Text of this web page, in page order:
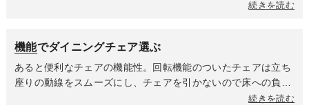
があるものは長時間座ってもお尻が痛くなりにくく、姿勢も安
用が多い方や座面にクッションを敷いて使いたい方に選ばれて
います。座面や背面の素材も座り心地に影響します。ファブリ
ックは布地ならではの柔らかさがあり、通気性が良く蒸れにく
いのが特徴で、合皮はある程度の硬さを持つ素材なので、座っ
続きを読む
機能でダイニングチェア選ぶ
あると便利なチェアの機能性。回転機能のついたチェアは立ち
座りの動線をスムーズにし、チェアを引かないので床への負担
が軽減されます。昇降機能は身長や座り方の好みに合わせて最
続きを読む